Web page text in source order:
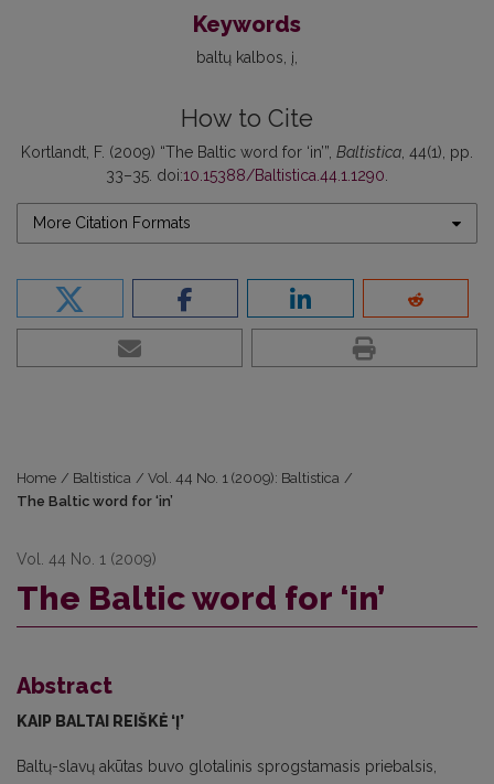
Keywords
baltų kalbos į
How to Cite
Kortlandt, F. (2009) “The Baltic word for ‘in’”, Baltistica, 44(1), pp.
33–35. doi:10.15388/Baltistica.44.1.1290.
More Citation Formats
Home / Baltistica / Vol. 44 No. 1 (2009): Baltistica /
The Baltic word for ‘in’
Vol. 44 No. 1 (2009)
The Baltic word for ‘in’
Abstract
KAIP BALTAI REIŠKĖ ‘Į’
Baltų-slavų akūtas buvo glotalinis sprogstamasis priebalsis,